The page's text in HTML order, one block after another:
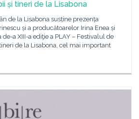
și tineri de la Lisabona
de la Lisabona susține prezența
și a producătoarelor Irina Enea și
a XIII-a ediţie a PLAY – Festivalul de
de la Lisabona, cel mai important